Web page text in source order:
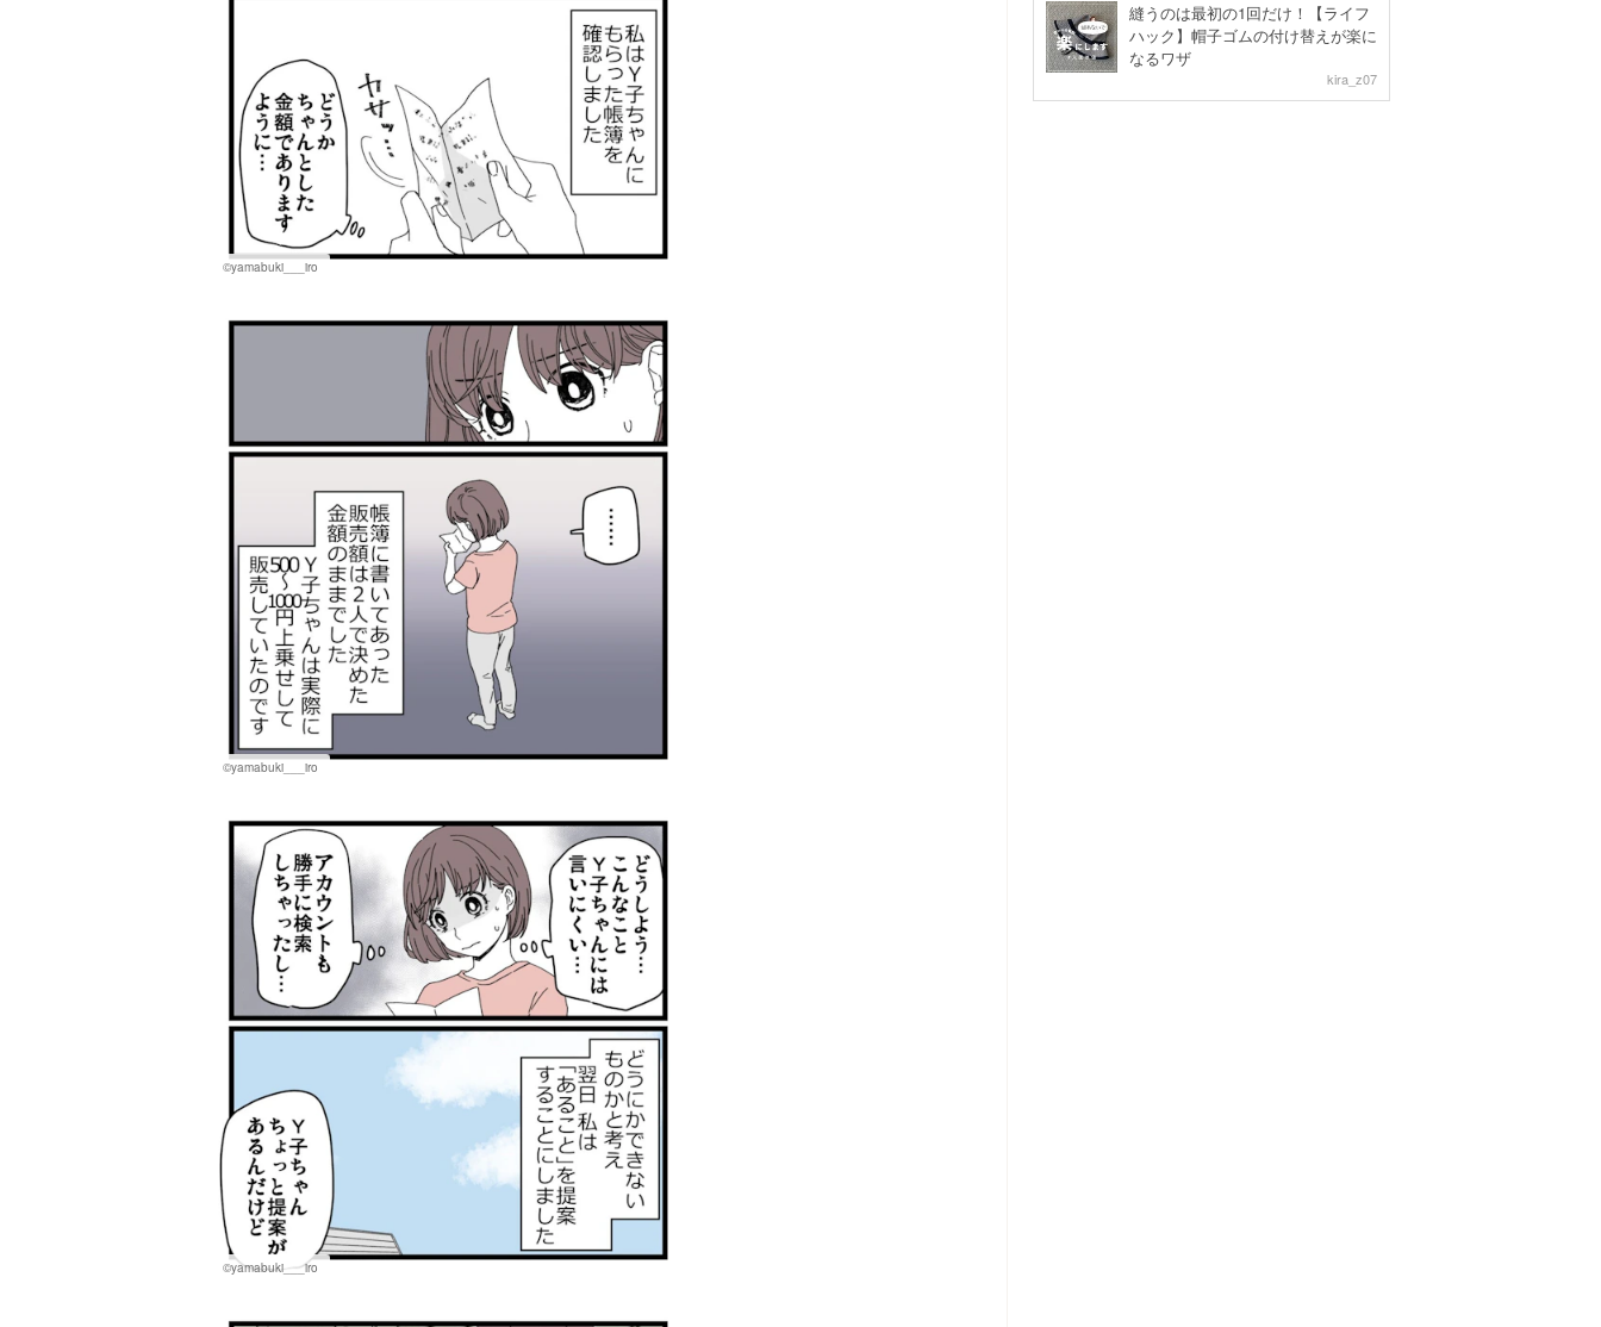
©yamabuki___iro
©yamabuki___iro
©yamabuki___iro
縫うのは最初の1回だけ！【ライフ
ハック】帽子ゴムの付け替えが楽に
なるワザ
kira_z07